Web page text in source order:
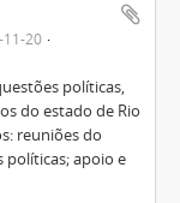
11-20
políticas,
do estado de Rio
reuniões do
políticas; apoio e